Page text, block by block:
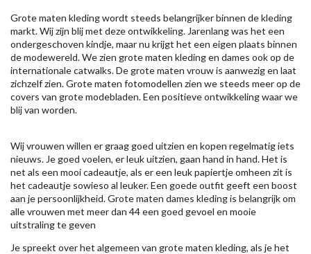
Grote maten kleding wordt steeds belangrijker binnen de kleding
markt. Wij zijn blij met deze ontwikkeling. Jarenlang was het een
ondergeschoven kindje, maar nu krijgt het een eigen plaats binnen
de modewereld. We zien grote maten kleding en dames ook op de
internationale catwalks. De grote maten vrouw is aanwezig en laat
zichzelf zien. Grote maten fotomodellen zien we steeds meer op de
covers van grote modebladen. Een positieve ontwikkeling waar we
blij van worden.
Wij vrouwen willen er graag goed uitzien en kopen regelmatig iets
nieuws. Je goed voelen, er leuk uitzien, gaan hand in hand. Het is
net als een mooi cadeautje, als er een leuk papiertje omheen zit is
het cadeautje sowieso al leuker. Een goede outfit geeft een boost
aan je persoonlijkheid. Grote maten dames kleding is belangrijk om
alle vrouwen met meer dan 44 een goed gevoel en mooie
uitstraling te geven
Je spreekt over het algemeen van grote maten kleding, als je het